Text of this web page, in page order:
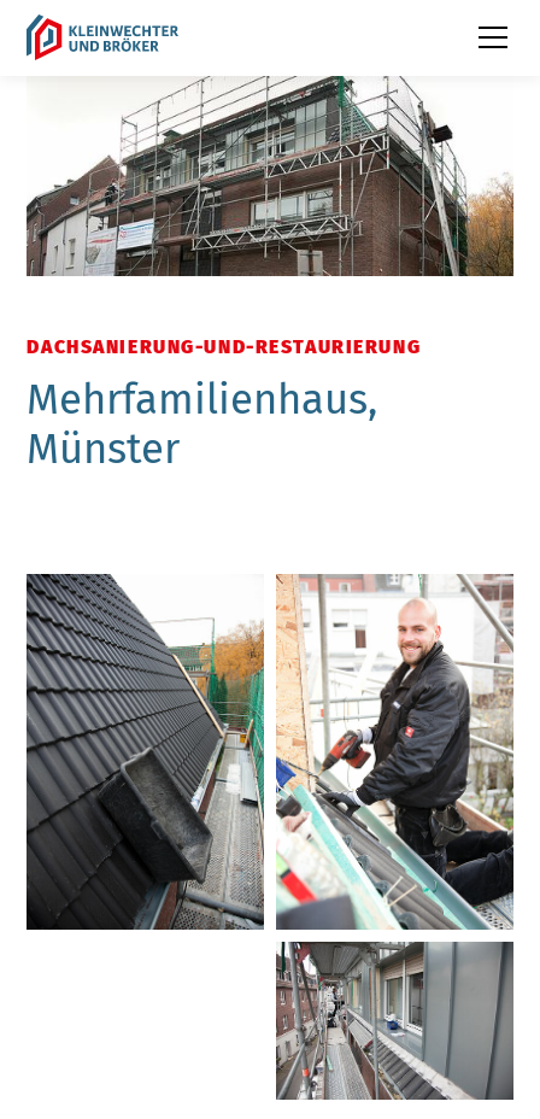
DACHSANIERUNG-UND-RESTAURIERUNG
Mehrfamilienhaus,
Münster